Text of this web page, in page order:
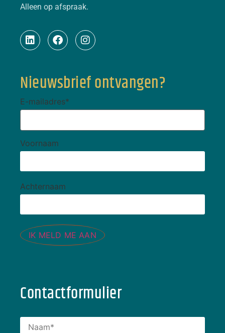
Alleen op afspraak.
Nieuwsbrief ontvangen?
E-mailadres*
Voornaam
Achternaam
IK MELD ME AAN
Contactformulier